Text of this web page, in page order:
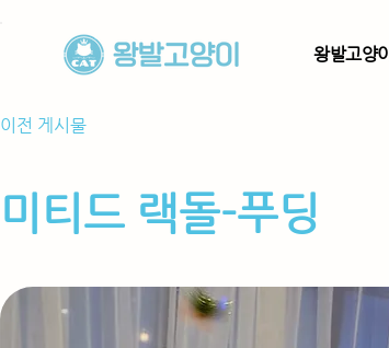
왕발고양이
이전 게시물
미티드 랙돌-푸딩